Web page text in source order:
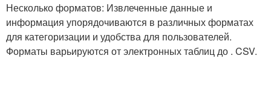
Несколько форматов: Извлеченные данные и
информация упорядочиваются в различных форматах
для категоризации и удобства для пользователей.
Форматы варьируются от электронных таблиц до . CSV.